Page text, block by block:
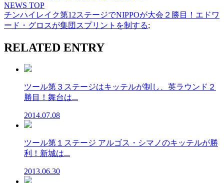
NEWS TOP
チンハイレイク第12ステージでNIPPOが大会２勝目！エドワ
ード・グロスが集団スプリントを制する;
RELATED ENTRY
ツール第３ステージはキッテルが制し、英ラウンド２
勝目！舞台は...
2014.07.08
ツール第１ステージ アルゴス・シマノのキッテルが勝
利！新城は...
2013.06.30